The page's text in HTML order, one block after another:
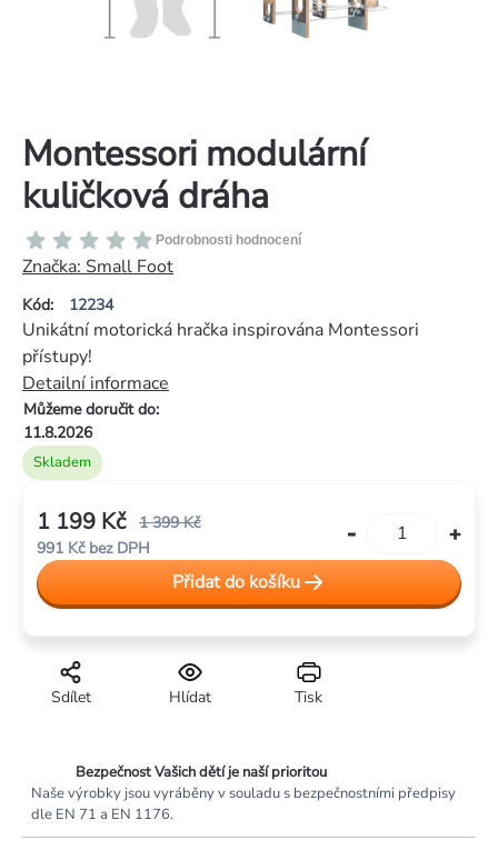
Montessori modulární
kuličková dráha
Kód: 12234
Průměrné
hodnocení
produktu
je
0,0
z
5
hvězdiček.
Podrobnosti hodnocení
Značka: Small Foot
Skladem
Můžeme doručit do:
11.8.2026
Unikátní motorická hračka inspirována Montessori
přístupy!
Detailní informace
Tisk
Hlídat
Sdílet
1 399 Kč
1 199 Kč
991 Kč bez DPH
Měrná
cena:
Přidat do košíku
Bezpečnost Vašich dětí je naší prioritou
Naše výrobky jsou vyráběny v souladu s bezpečnostními předpisy
dle EN 71 a EN 1176.